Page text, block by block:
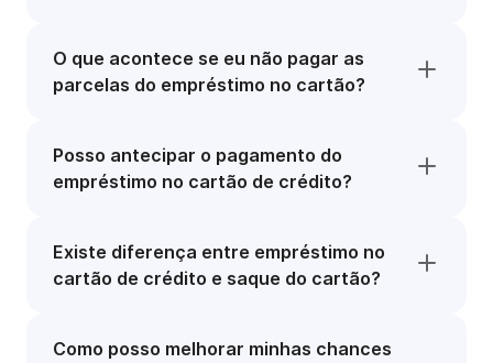
O que acontece se eu não pagar as
parcelas do empréstimo no cartão?
Posso antecipar o pagamento do
empréstimo no cartão de crédito?
Existe diferença entre empréstimo no
cartão de crédito e saque do cartão?
Como posso melhorar minhas chances